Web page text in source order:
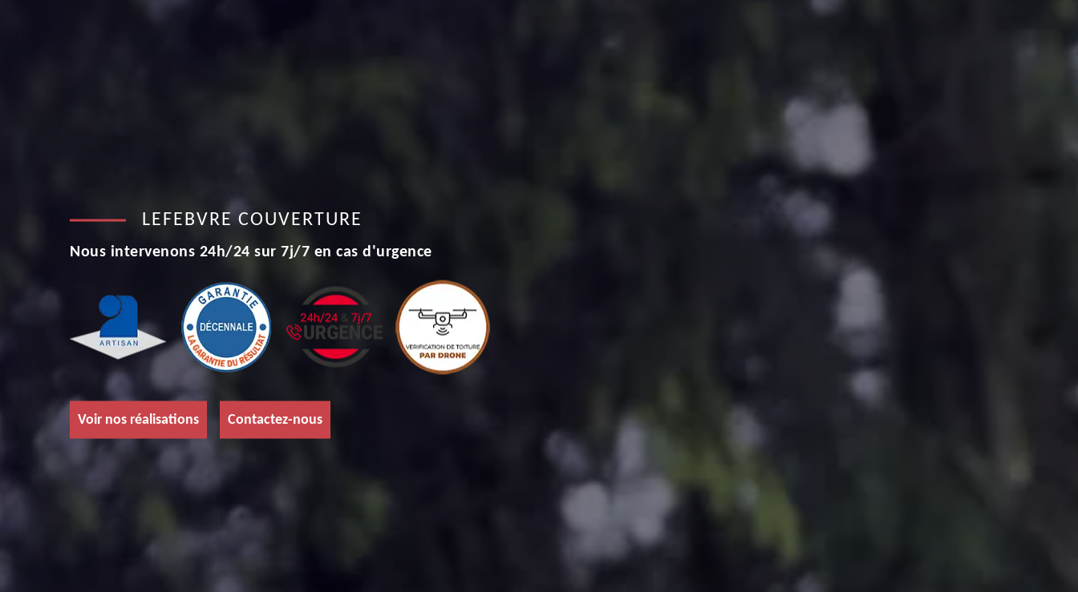
LEFEBVRE COUVERTURE
Nous intervenons 24h/24 sur 7j/7 en cas d'urgence
Voir nos réalisations Contactez-nous